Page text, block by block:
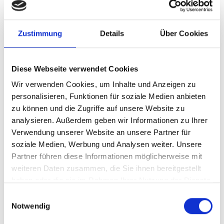
Zustimmung Details Über Cookies
Diese Webseite verwendet Cookies
Wir verwenden Cookies, um Inhalte und Anzeigen zu
personalisieren, Funktionen für soziale Medien anbieten
zu können und die Zugriffe auf unsere Website zu
analysieren. Außerdem geben wir Informationen zu Ihrer
Verwendung unserer Website an unsere Partner für
soziale Medien, Werbung und Analysen weiter. Unsere
Partner führen diese Informationen möglicherweise mit
weiteren Daten zusammen, die Sie ihnen bereitgestellt
Notwendig
Sprache
Englisch
2023
Land
Komoren
Projekt
Leitung der Dekade der Vereinten Nationen zur
globaler Maßnahmen